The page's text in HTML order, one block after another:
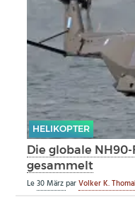
HELIKOPTER
Die globale
gesammelt
Le30 MärzparVolker K.